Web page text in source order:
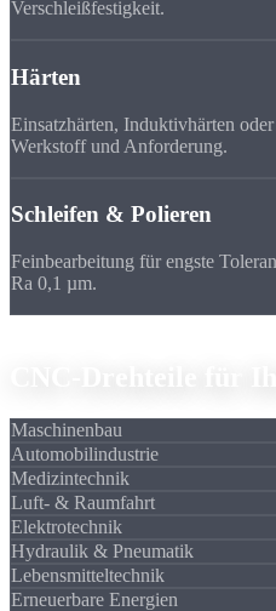
Verschleißfestigkeit.
Härten
Einsatzhärten, Induktivhärten
Werkstoff und Anforderung.
Schleifen & Polieren
Feinbearbeitung für engste
Ra 0,1 µm.
Maschinenbau
Automobilindustrie
Medizintechnik
Luft- & Raumfahrt
Elektrotechnik
Hydraulik & Pneumatik
Lebensmitteltechnik
Erneuerbare Energien